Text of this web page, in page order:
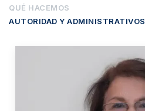
QUÉ HACEMOS
AUTORIDAD Y ADMINISTRATIVOS